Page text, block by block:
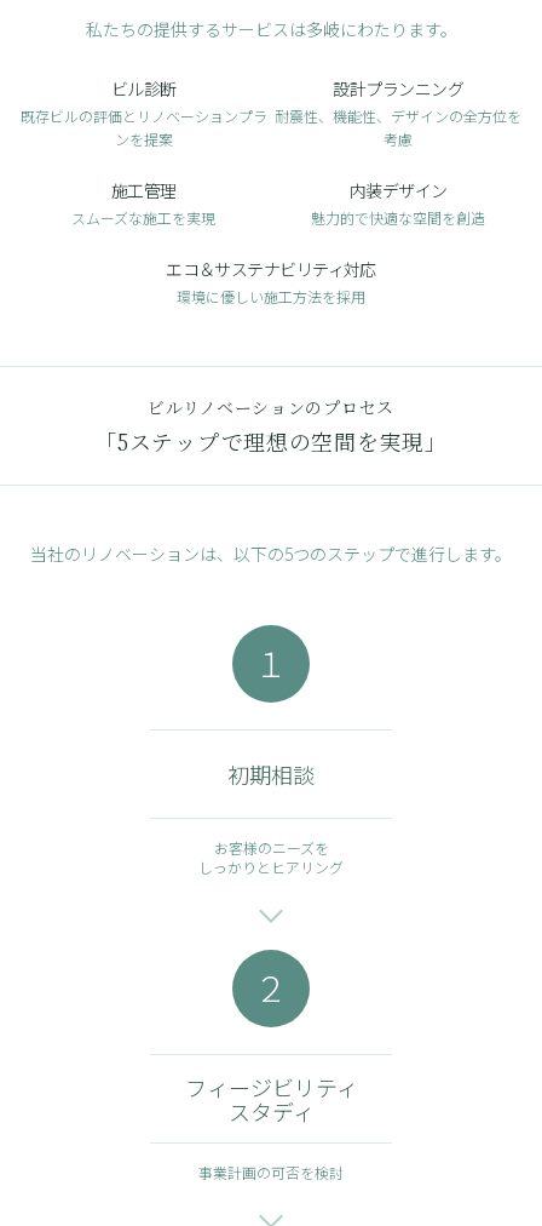
私たちの提供するサービスは多岐にわたります。
ビル診断
既存ビルの評価とリノベーションプラ
ンを提案
設計プランニング
耐震性、機能性、デザインの全方位を
考慮
施工管理
スムーズな施工を実現
内装デザイン
魅力的で快適な空間を創造
エコ＆サステナビリティ対応
環境に優しい施工方法を採用
ビルリノベーションのプロセス
「5ステップで理想の空間を実現」
当社のリノベーションは、以下の5つのステップで進行します。
１
初期相談
お客様のニーズを
しっかりとヒアリング
２
フィージビリティ
スタディ
事業計画の可否を検討